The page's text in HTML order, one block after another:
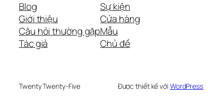
Blog
Giới thiệu
Câu hỏi thường gặp
Tác giả
Sự kiện
Cửa hàng
Mẫu
Chủ đề
Twenty Twenty-Five Được thiết kế với WordPress